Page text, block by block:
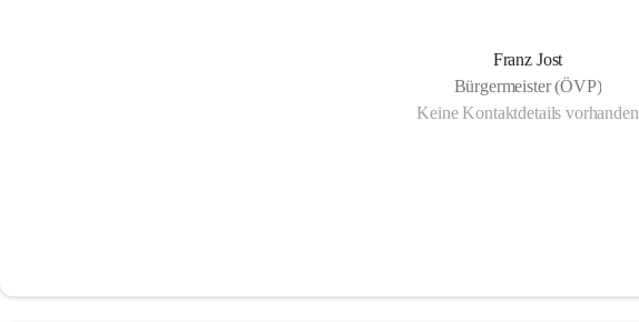
Franz Jost
Bürgermeister (ÖVP)
Keine Kontaktdetails vorhanden